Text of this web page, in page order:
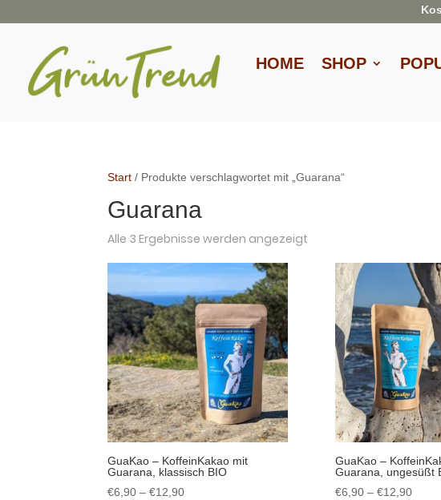
HOME SHOP
Start / Produkte verschlagwortet mit „Guarana“
Guarana
Alle 3 Ergebnisse werden angezeigt
GuaKao – KoffeinKakao mit
Guarana, klassisch BIO
€6,90 –€12,90Preisspanne:
GuaKao –
Guarana, ungesüßt
€6,90 – €12,90